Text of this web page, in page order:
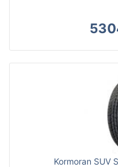
Kormoran SUV